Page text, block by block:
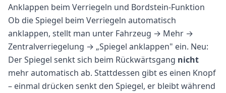
Anklappen beim Verriegeln und Bordstein-Funktion
Ob die Spiegel beim Verriegeln automatisch
anklappen, stellt man unter Fahrzeug → Mehr →
Zentralverriegelung → „Spiegel anklappen" ein. Neu:
Der Spiegel senkt sich beim Rückwärtsgang nicht
mehr automatisch ab. Stattdessen gibt es einen Knopf
– einmal drücken senkt den Spiegel, er bleibt während